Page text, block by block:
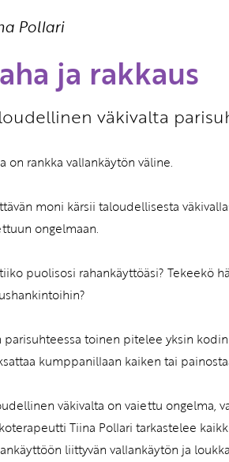
Pollari
ja rakkaus
väkivalta
on rankka vallankäytön väline.
moni kärsii taloudellisesta
ongelmaan.
puolisosi rahankäyttöäsi? Tekeekö
parisuhteessa toinen pitelee yksin
kumppanillaan kaiken tai
väkivalta on vaiettu ongelma,
Tiina Pollari tarkastelee
liittyvän vallankäytön ja